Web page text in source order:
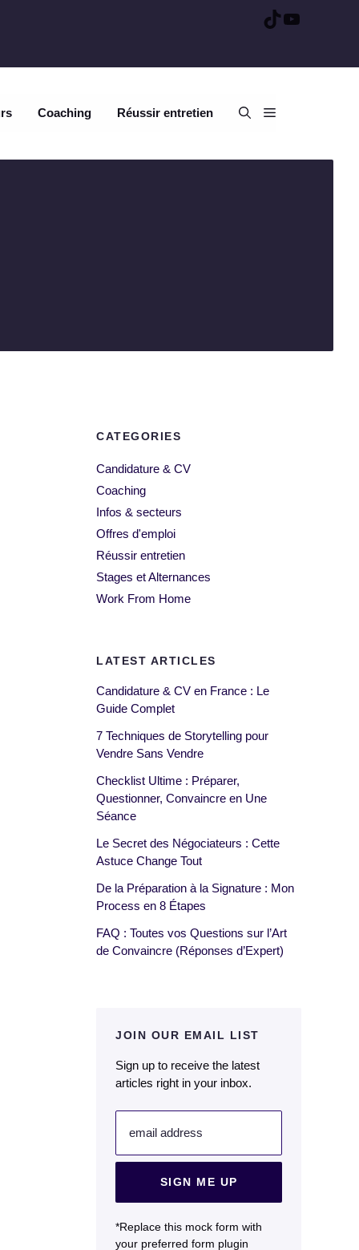
TikTokYouTube
Coaching Réussir entretien
CATEGORIES
Candidature & CV
Coaching
Infos & secteurs
Offres d'emploi
Réussir entretien
Stages et Alternances
Work From Home
LATEST ARTICLES
Candidature & CV en France : Le
Guide Complet
7 Techniques de Storytelling pour
Vendre Sans Vendre
Checklist Ultime : Préparer,
Questionner, Convaincre en Une
Séance
Le Secret des Négociateurs : Cette
Astuce Change Tout
De la Préparation à la Signature : Mon
Process en 8 Étapes
FAQ : Toutes vos Questions sur l’Art
de Convaincre (Réponses d’Expert)
JOIN OUR EMAIL LIST
Sign up to receive the latest
articles right in your inbox.
email address
SIGN ME UP
*Replace this mock form with
your preferred form plugin